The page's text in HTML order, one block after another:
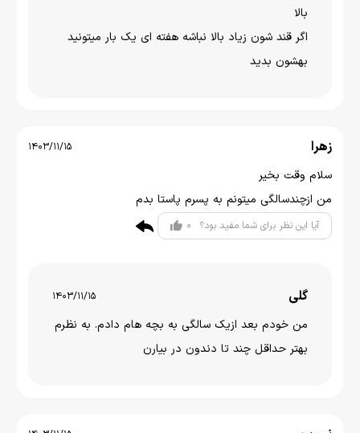
بالا
اگر قند شون زیاد بالا نباشه هفته ای یک بار میتونید
بهشون بدید
زهرا 1403/11/15
سلام وقت بخیر
من ازچندسالگی میتونم به پسرم پاستا بدم
آیا این نظر برای شما مفید بود؟ 0
گلی 1403/11/15
من خودم بعد ازیک سالگی به بچه هام دادم. به نظرم
بهتر حداقل چند تا دندون در بیارن